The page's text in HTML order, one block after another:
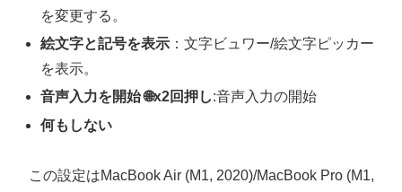
を変更する。
絵文字と記号を表示 ：文字ビュワー/絵文字ピッカー
を表示。
音声入力を開始 🌐x2回押し:音声入力の開始
何もしない
この設定はMacBook Air (M1, 2020)/MacBook Pro (M1,